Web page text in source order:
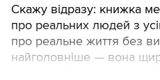
Скажу відразу: книжка
про реальних людей з
про реальне життя без
найголовніше — вона